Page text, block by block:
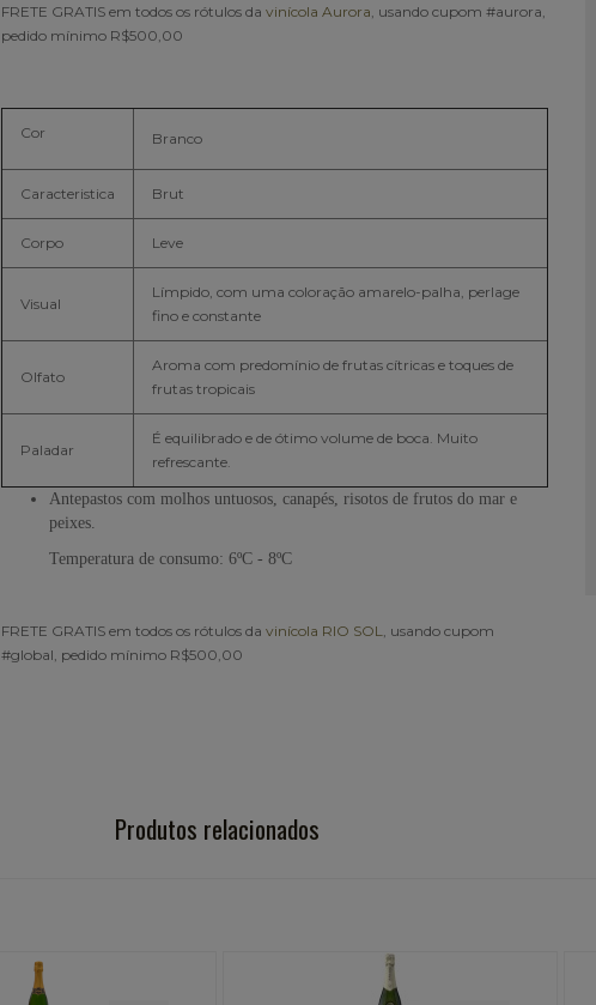
FRETE GRATIS em todos os rótulos da vinícola Aurora , usando cupom #aurora,
pedido mínimo R$500,00
Cor Branco
Caracteristica Brut
Corpo Leve
Visual
Límpido, com uma coloração amarelo-palha, perlage
fino e constante
Olfato
Aroma com predomínio de frutas cítricas e toques de
frutas tropicais
Paladar
É equilibrado e de ótimo volume de boca. Muito
refrescante.
Antepastos com molhos untuosos, canapés, risotos de frutos do mar e
peixes.
Temperatura de consumo: 6ºC - 8ºC
FRETE GRATIS em todos os rótulos da vinícola RIO SOL
, usando cupom
#global, pedido mínimo R$500,00
Produtos relacionados